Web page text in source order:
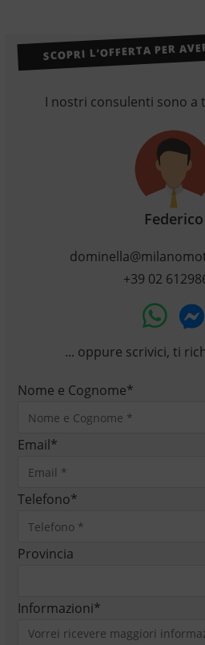
SCOPRI L’OFFERTA PER
I nostri consulenti sono a
Federico
+39 02
... oppure scrivici, ti
Nome e Cognome*
Email*
Telefono*
Provincia
Informazioni*